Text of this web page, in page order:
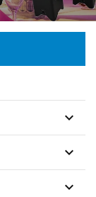
keyboard_arrow_down
keyboard_arrow_down
keyboard_arrow_down